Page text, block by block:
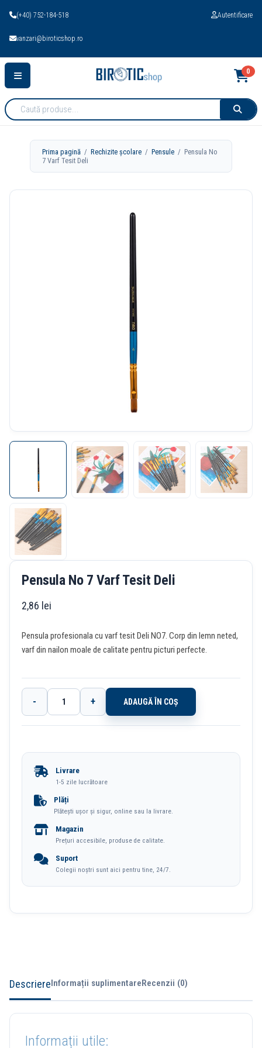
(+40) 752-184-518
vanzari@biroticshop.ro
Autentificare
Cauta
produse:
0
Prima pagină /Rechizite școlare /Pensule / Pensula No
7 Varf Tesit Deli
Pensula No 7 Varf Tesit Deli
2,86 lei
Pensula profesionala cu varf tesit Deli NO7. Corp din lemn neted,
varf din nailon moale de calitate pentru picturi perfecte.
Cantitate
Pensula
Varf
Tesit
- + ADAUGĂ ÎN COȘ
Livrare
1-5 zile lucrătoare
Plăți
Plătești ușor și sigur, online sau la livrare.
Magazin
Prețuri accesibile, produse de calitate.
Suport
Colegii noștri sunt aici pentru tine, 24/7.
DescriereInformații suplimentareRecenzii (0)
Informații utile: